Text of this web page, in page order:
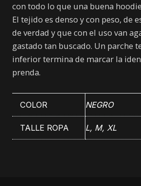
con todo lo que una buena
El tejido es denso y con peso, de
de verdad y que con el uso van
gastado tan buscado. Un parche
inferior termina de marcar la
prenda.
COLOR NEGRO
TALLE ROPA L, M, XL